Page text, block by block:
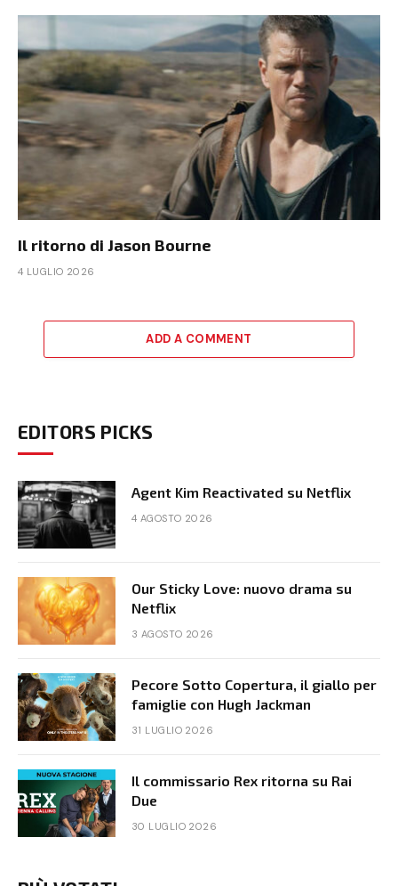
Il ritorno di Jason Bourne
4 LUGLIO 2026
ADD A COMMENT
EDITORS PICKS
Agent Kim Reactivated su Netflix
4 AGOSTO 2026
Our Sticky Love: nuovo drama su
Netflix
3 AGOSTO 2026
Pecore Sotto Copertura, il giallo per
famiglie con Hugh Jackman
31 LUGLIO 2026
Il commissario Rex ritorna su Rai
Due
30 LUGLIO 2026